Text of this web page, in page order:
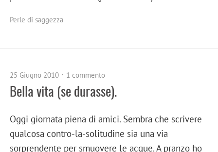
Perle di saggezza
25 Giugno 2010 1 commento
Bella vita (se durasse).
Oggi giornata piena di amici. Sembra che scrivere
qualcosa contro-la-solitudine sia una via
sorprendente per smuovere le acque. A pranzo ho